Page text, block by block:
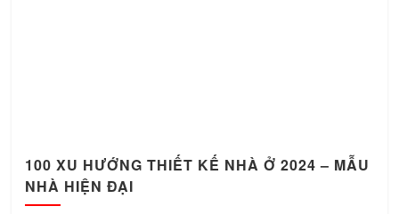
100 XU HƯỚNG THIẾT KẾ NHÀ Ở 2024 – MẪU
NHÀ HIỆN ĐẠI